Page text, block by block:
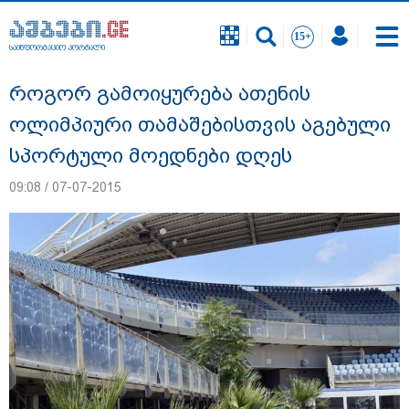
საინფორმაციო პორტალი
"ნატა ვიბლიანის საქმეზე საზოგადოება
უახლოეს დღეებში გაიგებს სიახლეს,
დაიდება პირველი მნიშვნელოვანი
შედეგი და ოფიციალურად ცნობენ
საინფორმაციო პორტალი
როგორ გამოიყურება ათენის
ოლიმპიური თამაშებისთვის აგებული
სპორტული მოედნები დღეს
09:08 / 07-07-2015